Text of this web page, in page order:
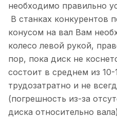
необходимо правильно
В станках конкурентов
конусом на вал Вам
колесо левой рукой,
пор, пока диск не
состоит в среднем из
трудозатратно и не
(погрешность из-за
диска относительно